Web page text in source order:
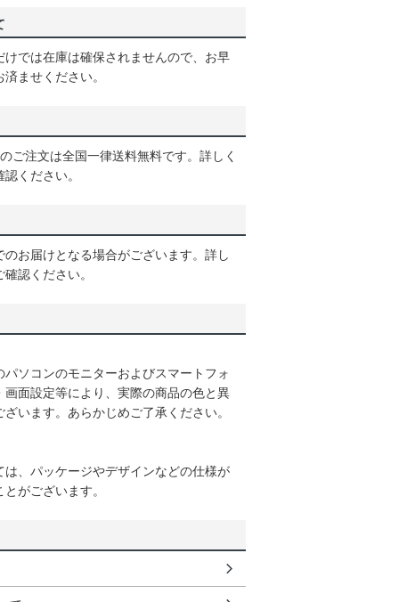
けでは在庫は確保されませんので、お早
ませください。
ご注文は全国一律送料無料です。詳しく
認ください。
お届けとなる場合がございます。詳し
確認ください。
ソコンのモニターおよびスマートフォ
画面設定等により、実際の商品の色と異
います。あらかじめご了承ください。
は、パッケージやデザインなどの仕様が
がございます。